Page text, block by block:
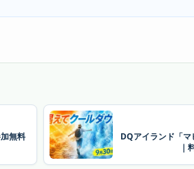
無料
DQアイランド「
｜